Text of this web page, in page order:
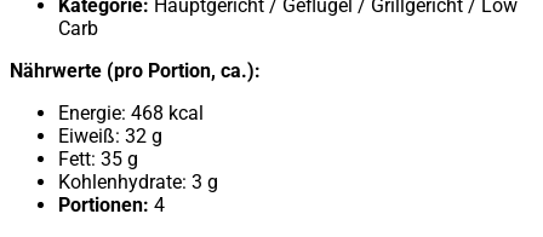
Kategorie: Hauptgericht / Geflügel / Grillgericht / Low
Carb
Nährwerte (pro Portion, ca.):
Energie: 468 kcal
Eiweiß: 32 g
Fett: 35 g
Kohlenhydrate: 3 g
Portionen: 4